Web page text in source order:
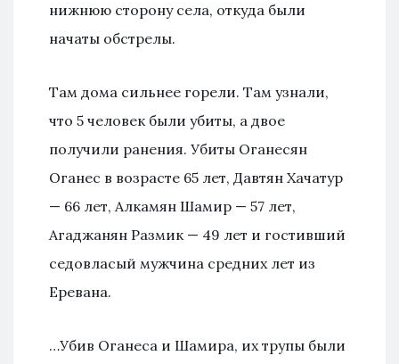
нижнюю сторону села, откуда были
начаты обстрелы.
Там дома сильнее горели. Там узнали,
что 5 человек были убиты, а двое
получили ранения. Убиты Оганесян
Оганес в возрасте 65 лет, Давтян Хачатур
— 66 лет, Алкамян Шамир — 57 лет,
Агаджанян Размик — 49 лет и гостивший
седовласый мужчина средних лет из
Еревана.
…Убив Оганеса и Шамира, их трупы были